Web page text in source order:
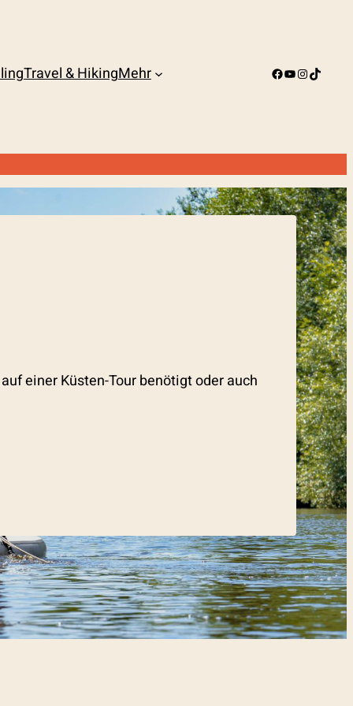
Travel & HikingMehr Facebook
YouTube
Instagram
TikTok
einer Küsten-Tour benötigt oder auch